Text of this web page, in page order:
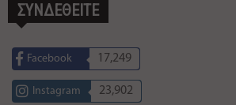
ΣΥΝΔΕΘΕΙΤΕ
Facebook 17,249
Instagram 23,902